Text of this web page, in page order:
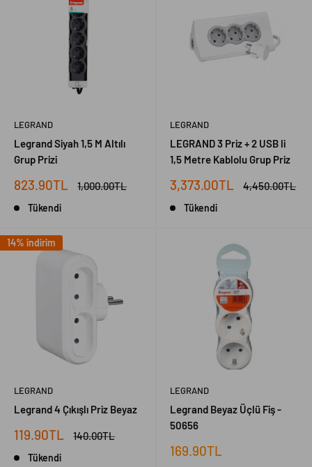
LEGRAND
Legrand Siyah 1,5 M Altılı
Grup Prizi
İndirimli
823.90TL
Normal
1,000.00TL
Tükendi
LEGRAND
LEGRAND 3 Priz + 2 USB li
1,5 Metre Kablolu Grup Priz
İndirimli
3,373.00TL
Normal
4,450.00TL
Tükendi
14% indirim
LEGRAND
Legrand 4 Çıkışlı Priz Beyaz
İndirimli
119.90TL
Normal
140.00TL
Tükendi
LEGRAND
Legrand Beyaz Üçlü Fiş -
50656
İndirimli
169.90TL